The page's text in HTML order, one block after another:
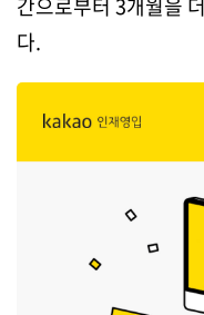
간으로부터 3개월을
다.